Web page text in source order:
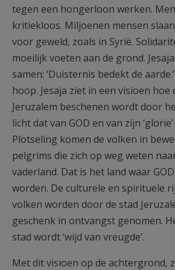
tegen een hongerloon werken.
kritiekloos. Miljoenen mensen
voor geweld, zoals in Syrië.
moeilijk voeten aan de grond.
samen: ‘Duisternis bedekt de
hoop. Jesaja ziet in een visioen hoe
Jeruzalem beschenen wordt door
licht dat van GOD en van zijn
Plotseling komen de volken in
pelgrims die zich op weg weten
vaderland. Dat is het land waar
worden. De culturele en spirituele
volken worden door de stad
geschenk in ontvangst genomen.
stad wordt ‘wijd van vreugde’.
Met dit visioen op de achtergrond,